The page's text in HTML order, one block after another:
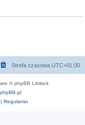
Strefa czasowa UTC+01:00
© phpBB Limited
phpBB.pl
| Regulamin